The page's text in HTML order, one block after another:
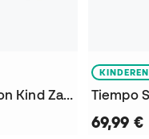
Street Gato X Lego Collection Kind Zaalvoetbalschoenen
KINDEREN
69,99 €